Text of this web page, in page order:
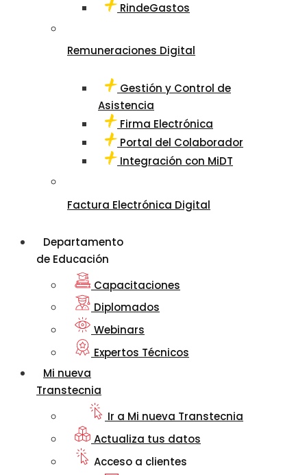
RindeGastos
Remuneraciones Digital
Gestión y Control de
Asistencia
Firma Electrónica
Portal del Colaborador
Integración con MiDT
Factura Electrónica Digital
Departamento
de Educación
Capacitaciones
Diplomados
Webinars
Expertos Técnicos
Mi nueva
Transtecnia
Ir a Mi nueva Transtecnia
Actualiza tus datos
Acceso a clientes